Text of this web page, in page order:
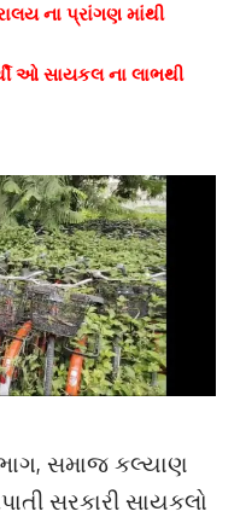
ના પ્રાંગણ માંથી
ઓ સાયકલ ના લાભથી
સમાજ કલ્યાણ
સરકારી સાયકલો